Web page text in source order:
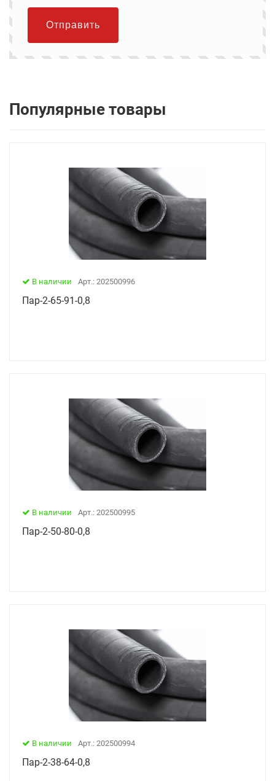
Отправить
Популярные товары
В наличии Арт.: 202500996
Пар-2-65-91-0,8
В наличии Арт.: 202500995
Пар-2-50-80-0,8
В наличии Арт.: 202500994
Пар-2-38-64-0,8